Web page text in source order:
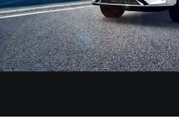
DARGO
от 3 199 000 ₽ от
Тест-драйв
Трейд-ин
Кредитный калькулятор
СЕРВИСНОЕ
Нулевое ТО
Программа «Помощь на
Электронный ПТС
О дилере
Наша команда
Контакты